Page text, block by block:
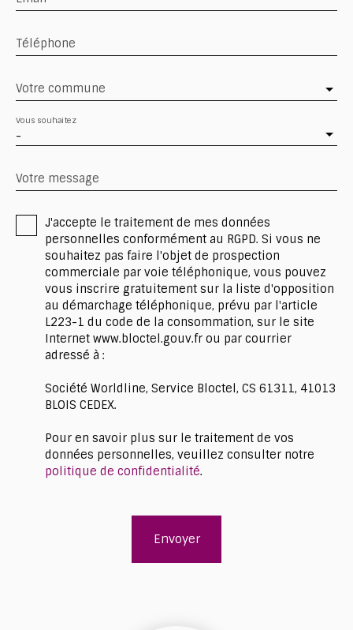
Téléphone
Votre commune
-
Vous souhaitez
Votre message
J'accepte le traitement de mes données
personnelles conformément au RGPD. Si vous ne
souhaitez pas faire l'objet de prospection
commerciale par voie téléphonique, vous pouvez
vous inscrire gratuitement sur la liste d'opposition
au démarchage téléphonique, prévu par l'article
L223-1 du code de la consommation, sur le site
Internet www.bloctel.gouv.fr ou par courrier
adressé à :
Société Worldline, Service Bloctel, CS 61311, 41013
BLOIS CEDEX.
Pour en savoir plus sur le traitement de vos
données personnelles, veuillez consulter notre
politique de confidentialité.
Envoyer